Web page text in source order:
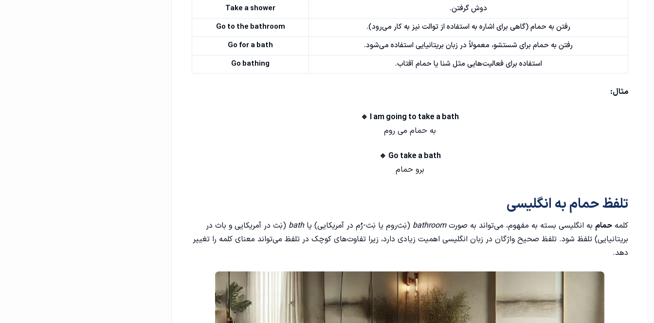
دوش گرفتن.
Take a shower
رفتن به حمام (گاهی برای اشاره به استفاده از توالت نیز به کار می‌رود).
Go to the bathroom
رفتن به حمام برای شستشو، معمولاً در زبان بریتانیایی استفاده می‌شود.
Go for a bath
استفاده برای فعالیت‌هایی مثل شنا یا حمام آفتاب.
Go bathing
مثال:
🔹 I am going to take a bath
به حمام می روم
🔹 Go take a bath
برو حمام
تلفظ حمام به انگلیسی
کلمه حمام به انگلیسی بسته به مفهوم، می‌تواند به صورتbathroom (بَث‌روم یا بَث-رُم در آمریکایی) یاbath (بَث در آمریکایی و باث در
بریتانیایی) تلفظ شود. تلفظ صحیح واژگان در زبان انگلیسی اهمیت زیادی دارد، زیرا تفاوت‌های کوچک در تلفظ می‌تواند معنای کلمه را تغییر
دهد.